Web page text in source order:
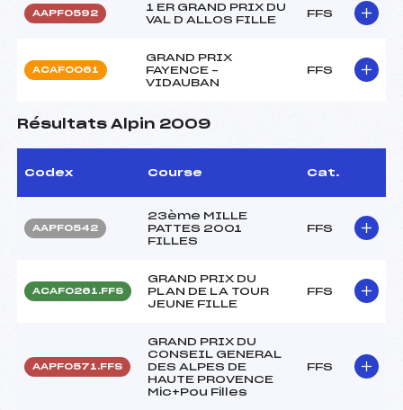
AAPF0592
1 ER GRAND PRIX DU
VAL D ALLOS FILLE
FFS
ACAF0061
GRAND PRIX
FAYENCE –
VIDAUBAN
FFS
Résultats Alpin 2009
Codex Course Cat.
AAPF0542
23ème MILLE
PATTES 2001
FILLES
FFS
ACAF0261.FFS
GRAND PRIX DU
PLAN DE LA TOUR
JEUNE FILLE
FFS
AAPF0571.FFS
GRAND PRIX DU
CONSEIL GENERAL
DES ALPES DE
HAUTE PROVENCE
Mic+Pou Filles
FFS